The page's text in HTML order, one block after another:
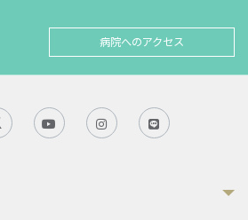
病院へのアクセス